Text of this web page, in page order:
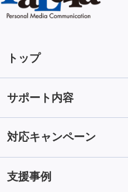
トップ
サポート内容
対応キャンペーン
支援事例